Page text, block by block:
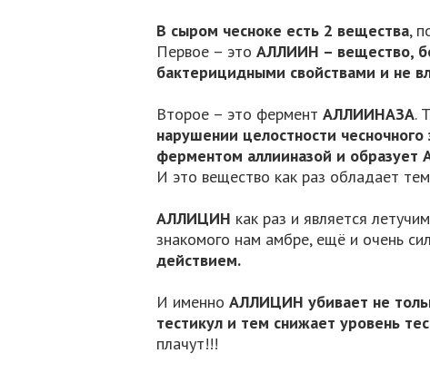
В сыром чесноке есть 2 вещества,
Первое – это АЛЛИИН – вещество,
бактерицидными свойствами и не
Второе – это фермент АЛЛИИНАЗА.
нарушении целостности
ферментом аллииназой и
И это вещество как раз обладает
АЛЛИЦИН как раз и является
знакомого нам амбре, ещё и очень
действием.
И именно АЛЛИЦИН убивает не
тестикул и тем снижает уровень
плачут!!!